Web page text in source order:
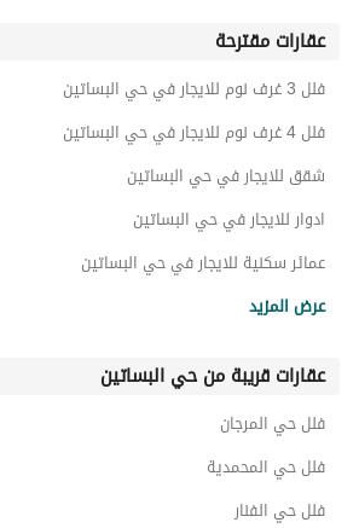
عقارات مقترحة
فلل 3 غرف نوم للايجار في حي البساتين
فلل 4 غرف نوم للايجار في حي البساتين
شقق للايجار في حي البساتين
ادوار للايجار في حي البساتين
عمائر سكنية للايجار في حي البساتين
عقارات للايجار في حي البساتين
عرض المزيد
عقارات قريبة من حي البساتين
فلل حي المرجان
فلل حي المحمدية
فلل حي الفنار